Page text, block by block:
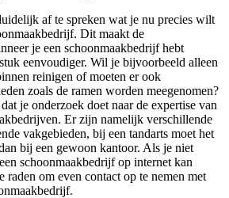
af te spreken wat je nu precies wilt
Dit maakt de
je een schoonmaakbedrijf hebt
eenvoudiger. Wil je bijvoorbeeld alleen
reinigen of moeten er ook
zoals de ramen worden meegenomen?
je onderzoek doet naar de expertise van
Er zijn namelijk verschillende
vakgebieden, bij een tandarts moet het
bij een gewoon kantoor. Als je niet
schoonmaakbedrijf op internet kan
raden om even contact op te nemen met